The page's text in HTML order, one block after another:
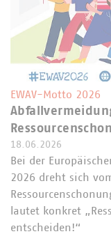
EWAV-Motto 2026
18.06.2026
Bei der
2026 dreht sich
lautet konkret
entscheiden!“